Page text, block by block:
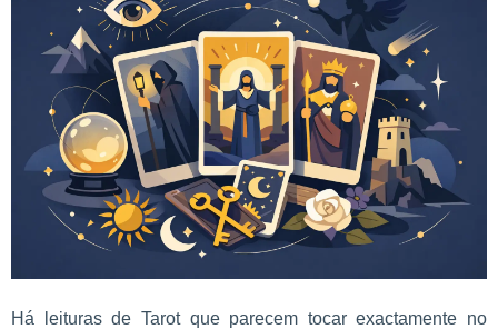
Há leituras de Tarot que parecem tocar exactamente no